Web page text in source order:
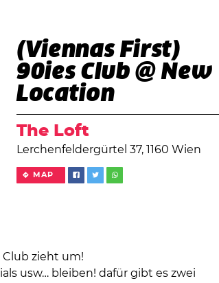
(Viennas First)
90ies Club @ New
Location
The Loft
Lerchenfeldergürtel 37, 1160 Wien
MAP
Club zieht um!
usw… bleiben! dafür gibt es zwei